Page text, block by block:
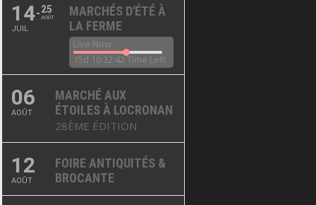
14
JUIL
25
AOÛT
MARCHÉS D'ÉTÉ À
LA FERME
Live Now
15d 10:32:42 Time Left
06
AOÛT
MARCHÉ AUX
ÉTOILES À LOCRONAN
28ÈME ÉDITION
12
AOÛT
FOIRE ANTIQUITÉS &
BROCANTE